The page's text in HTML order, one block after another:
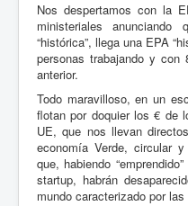
Nos despertamos con la
ministeriales
“histórica”, llega una EPA
personas trabajando y con
anterior.
Todo maravilloso, en un
flotan por doquier los € de
UE, que nos llevan
economía Verde, circular
que, habiendo
startup, habrán
mundo caracterizado por